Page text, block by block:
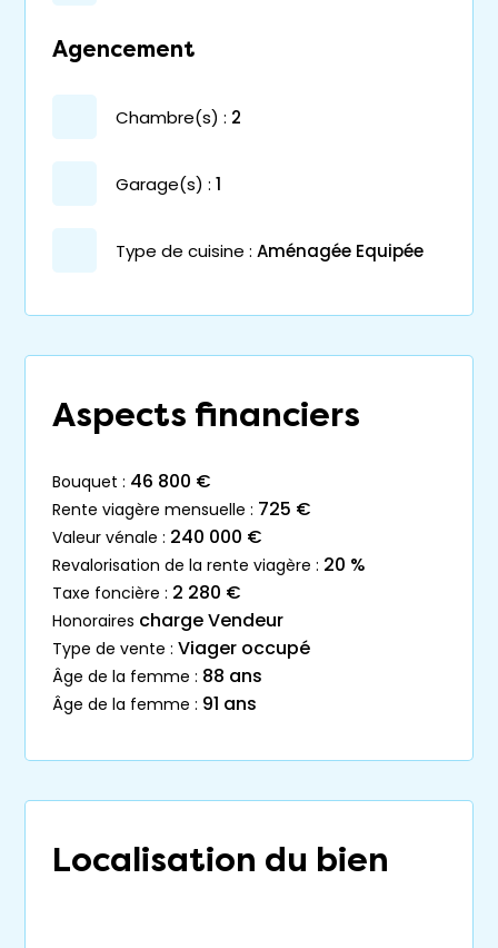
Agencement
chambre(s) : 2
garage(s) : 1
Type de cuisine : Aménagée Equipée
Aspects financiers
bouquet : 46 800 €
rente viagère mensuelle : 725 €
valeur vénale : 240 000 €
revalorisation de la rente viagère : 20 %
taxe foncière : 2 280 €
honoraires charge Vendeur
type de vente : Viager occupé
âge de la femme : 88 ans
âge de la femme : 91 ans
Localisation du bien